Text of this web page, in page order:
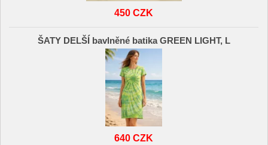
450 CZK
ŠATY DELŠÍ bavlněné batika GREEN LIGHT, L
640 CZK